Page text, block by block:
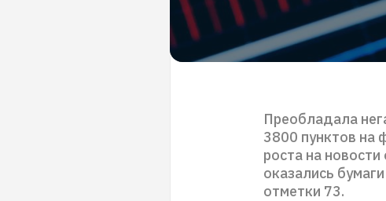
Преобладала
3800 пунктов на
роста на
оказались
отметки 73.